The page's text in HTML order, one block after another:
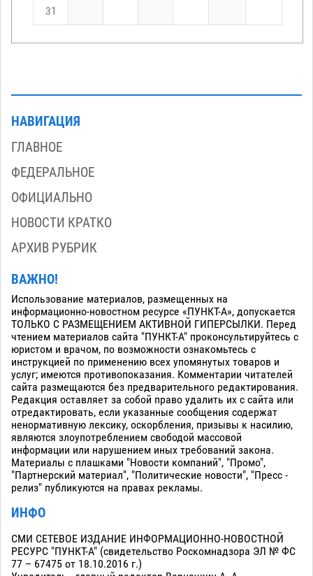
31
НАВИГАЦИЯ
ГЛАВНОЕ
ФЕДЕРАЛЬНОЕ
ОФИЦИАЛЬНО
НОВОСТИ КРАТКО
АРХИВ РУБРИК
ВАЖНО!
Использование материалов, размещенных на
информационно-новостном ресурсе «ПУНКТ-А», допускается
ТОЛЬКО С РАЗМЕЩЕНИЕМ АКТИВНОЙ ГИПЕРСЫЛКИ. Перед
чтением материалов сайта "ПУНКТ-А" проконсультируйтесь с
юристом и врачом, по возможности ознакомьтесь с
инструкцией по применению всех упомянутых товаров и
услуг; имеются противопоказания. Комментарии читателей
сайта размещаются без предварительного редактирования.
Редакция оставляет за собой право удалить их с сайта или
отредактировать, если указанные сообщения содержат
ненормативную лексику, оскорбления, призывы к насилию,
являются злоупотреблением свободой массовой
информации или нарушением иных требований закона.
Материалы с плашками "Новости компаний", "Промо",
"Партнерский материал", "Политические новости", "Пресс -
релиз" публикуются на правах рекламы.
ИНФО
СМИ СЕТЕВОЕ ИЗДАНИЕ ИНФОРМАЦИОННО-НОВОСТНОЙ
РЕСУРС "ПУНКТ-А" (свидетельство Роскомнадзора ЭЛ № ФС
77 – 67475 от 18.10.2016 г.)